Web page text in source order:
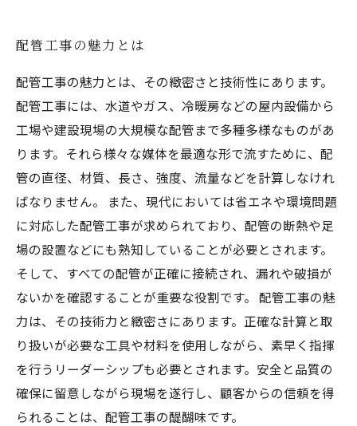
配管工事の魅力とは
配管工事の魅力とは、その緻密さと技術性にあります。
配管工事には、水道やガス、冷暖房などの屋内設備から
工場や建設現場の大規模な配管まで多種多様なものがあ
ります。それら様々な媒体を最適な形で流すために、配
管の直径、材質、長さ、強度、流量などを計算しなけれ
ばなりません。 また、現代においては省エネや環境問題
に対応した配管工事が求められており、配管の断熱や足
場の設置などにも熟知していることが必要とされます。
そして、すべての配管が正確に接続され、漏れや破損が
ないかを確認することが重要な役割です。 配管工事の魅
力は、その技術力と緻密さにあります。正確な計算と取
り扱いが必要な工具や材料を使用しながら、素早く指揮
を行うリーダーシップも必要とされます。安全と品質の
確保に留意しながら現場を遂行し、顧客からの信頼を得
られることは、配管工事の醍醐味です。